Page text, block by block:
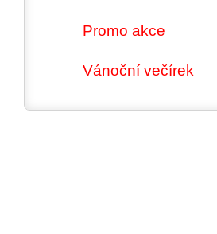
Promo akce
Vánoční večírek